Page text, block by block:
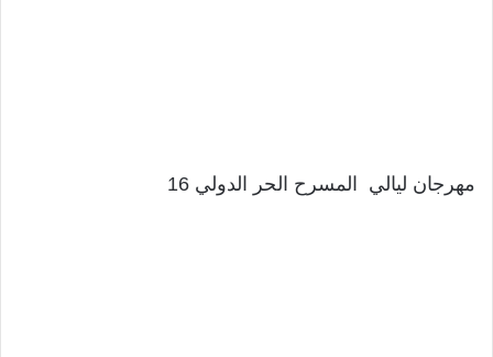
مهرجان ليالي المسرح الحر الدولي 16